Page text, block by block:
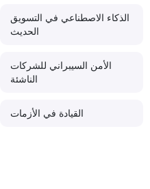
الذكاء الاصطناعي في التسويق
الحديث
الأمن السيبراني للشركات
الناشئة
القيادة في الأزمات